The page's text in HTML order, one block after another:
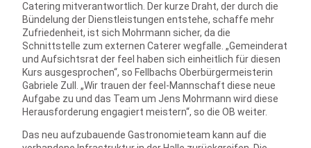
Catering mitverantwortlich. Der kurze Draht, der durch die
Bündelung der Dienstleistungen entstehe, schaffe mehr
Zufriedenheit, ist sich Mohrmann sicher, da die
Schnittstelle zum externen Caterer wegfalle. „Gemeinderat
und Aufsichtsrat der feel haben sich einheitlich für diesen
Kurs ausgesprochen“, so Fellbachs Oberbürgermeisterin
Gabriele Zull. „Wir trauen der feel-Mannschaft diese neue
Aufgabe zu und das Team um Jens Mohrmann wird diese
Herausforderung engagiert meistern“, so die OB weiter.
Das neu aufzubauende Gastronomieteam kann auf die